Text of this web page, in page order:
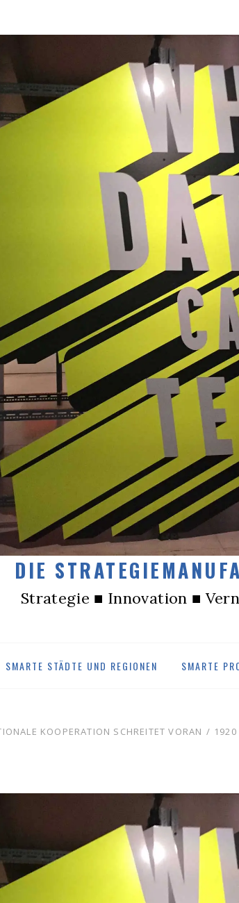
DIE
Strategie ■ Innovation ■
SMARTE STÄDTE UND REGIONEN SMARTE
KOOPERATION SCHREITET VORAN